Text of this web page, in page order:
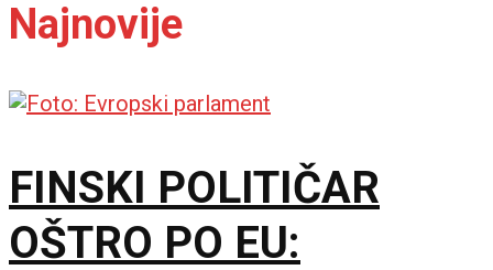
Najnovije
FINSKI POLITIČAR
OŠTRO PO EU: